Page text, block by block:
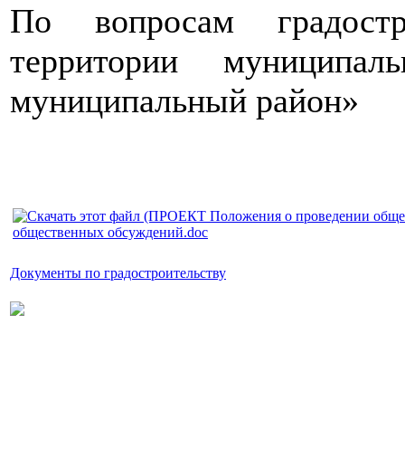
По вопросам
территории
муниципальный район»
общественных обсуждений.doc
Документы по градостроительству